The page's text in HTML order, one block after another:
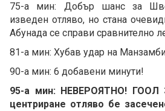
75-а мин: Добър шанс за
изведен отляво, но стана
Абунада се справи сравнително
81-а мин: Хубав удар на
90-а мин: 6 добавени минути!
95-а мин: НЕВЕРОЯТНО! ГООЛ
центриране отляво бе